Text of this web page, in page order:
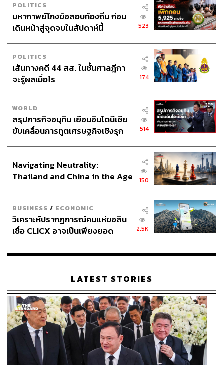
POLITICS
มหากาพย์โกงข้อสอบท้องถิ่น ก่อน
เดินหน้าสู่จุดจบในสัปดาห์นี้
523
POLITICS
เส้นทางคดี 44 สส. ในชั้นศาลฎีกา
จะรู้ผลเมื่อไร
174
WORLD
สรุปภารกิจอนุทิน เยือนอินโดนีเซีย
ขับเคลื่อนการทูตเศรษฐกิจเชิงรุก
514
Navigating Neutrality:
Thailand and China in the Age
150
BUSINESS / ECONOMIC
วิเคราะห์ปรากฏการณ์คนแห่ขอสิน
เชื่อ CLICX อาจเป็นเพียงยอด
เรือนไทยที่ถูกซุกไว้
2.5K
LATEST STORIES